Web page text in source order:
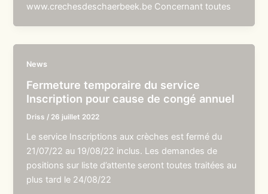
www.crechesdeschaerbeek.be Concernant toutes
News
Fermeture temporaire du service
Inscription pour cause de congé annuel
Driss / 26 juillet 2022
Le service Inscriptions aux crèches est fermé du
21/07/22 au 19/08/22 inclus. Les demandes de
positions sur liste d’attente seront toutes traitées au
plus tard le 24/08/22